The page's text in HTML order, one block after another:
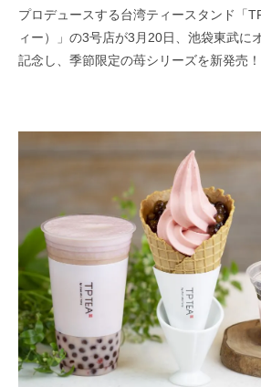
プロデュースする台湾ティースタンド「
ィー）」の3号店が3月20日、池袋東武に
記念し、季節限定の苺シリーズを新発売！